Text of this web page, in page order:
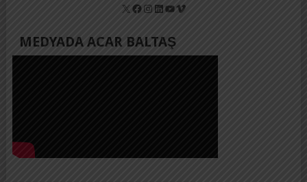
X Facebook
Instagram
LinkedIn
YouTube
Vimeo
MEDYADA ACAR BALTAŞ